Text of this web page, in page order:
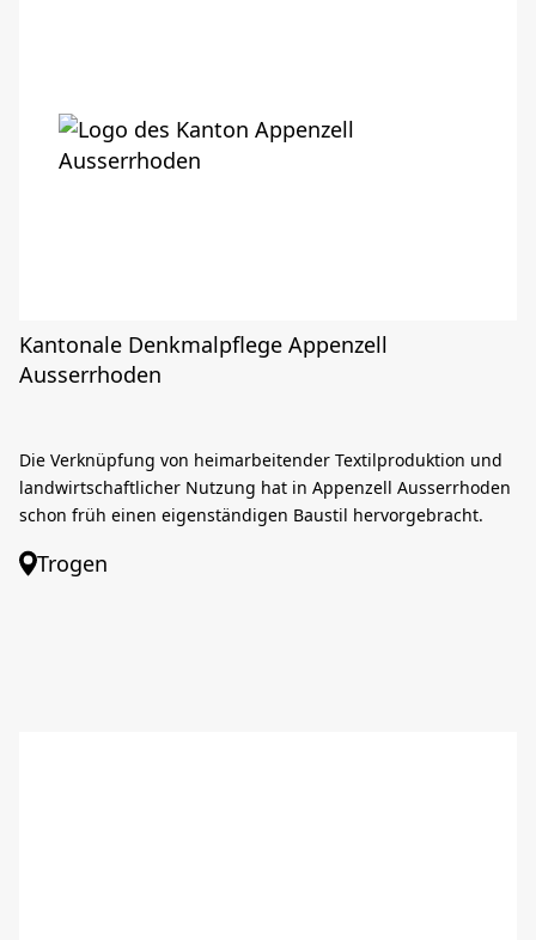
Kantonale Denkmalpflege Appenzell
Ausserrhoden
Die Verknüpfung von heimarbeitender Textilproduktion und
landwirtschaftlicher Nutzung hat in Appenzell Ausserrhoden
schon früh einen eigenständigen Baustil hervorgebracht.
Trogen